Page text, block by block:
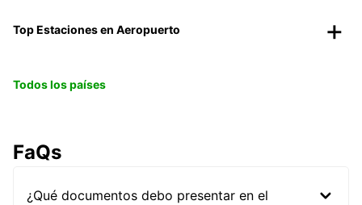
Top Estaciones en Aeropuerto
Todos los países
FaQs
¿Qué documentos debo presentar en el